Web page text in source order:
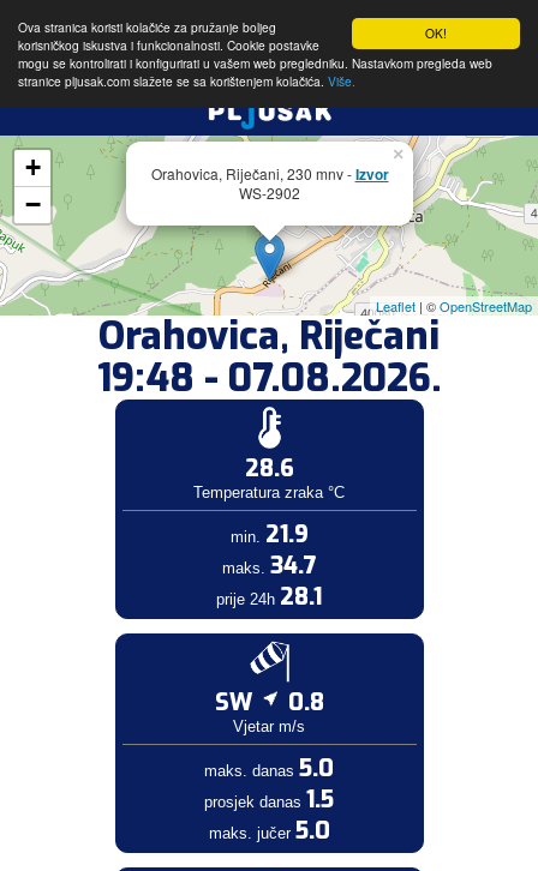
OK!
Ova stranica koristi kolačiće za pružanje boljeg
korisničkog iskustva i funkcionalnosti. Cookie postavke
mogu se kontrolirati i konfigurirati u vašem web pregledniku. Nastavkom pregleda web
stranice pljusak.com slažete se sa korištenjem kolačića. Više.
Orahovica, Riječani, 230 mnv -Izvor
WS-2902
×
+
−
Leaflet | ©OpenStreetMap
Orahovica, Riječani
19:48 - 07.08.2026.
28.6
Temperatura zraka °C
min. 21.9
maks. 34.7
prije 24h 28.1
SW 0.8
Vjetar m/s
maks. danas 5.0
prosjek danas 1.5
maks. jučer 5.0